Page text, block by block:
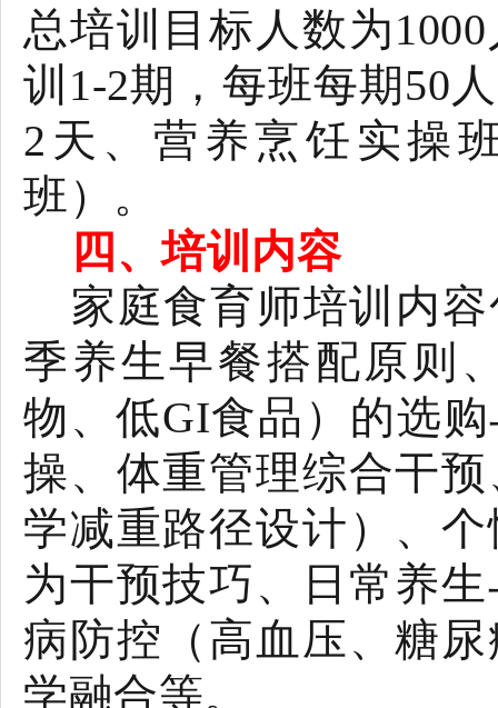
总培训目标人数为1000
训 1-2期，每班每期50
2 天、营养烹饪实操
班）。
四、培训内容
家庭食育师培训内
季养生早餐搭配原则
物、低GI食品）的选
操、体重管理综合干
学减重路径设计）、
为干预技巧、日常养
病防控（高血压、糖
学融合等。